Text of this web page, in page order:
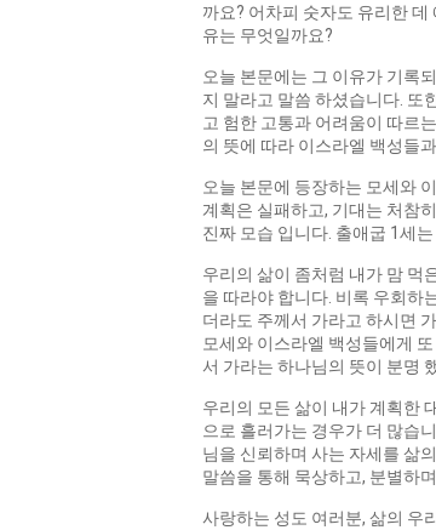
까요? 어차피 숫자도 유리한
유는 무엇일까요?
오늘 본문에는 그 이유가 기록
지 말라고 말씀 하셨습니다. 또
고 험한 고통과 어려움이 따르
의 뜻에 따라 이스라엘 백성들
오늘 본문에 등장하는 모세와
계획은 실패하고, 기대는 처참
진짜 모습 입니다. 출애굽 1세
우리의 삶이 좀처럼 내가 맘 먹
을 따라야 합니다. 비록 우회하
더라도 주께서 가라고 하시면
모세와 이스라엘 백성들에게
서 가라는 하나님의 뜻이 분명
우리의 모든 삶이 내가 계획한
으로 흘러가는 경우가 더 많습
님을 신뢰하며 사는 자세를 삶
말씀을 통해 묵상하고, 분별하
사랑하는 성도 여러분, 삶의 우